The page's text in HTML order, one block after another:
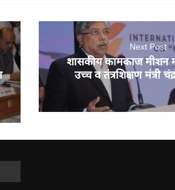
Next Post
शासकीय कामकाज मीशन
उच्च व तंत्रशिक्षण मंत्री